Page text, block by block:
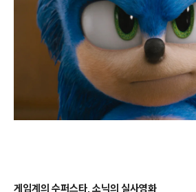
게임계의 수퍼스타, 소닉의 실사영화